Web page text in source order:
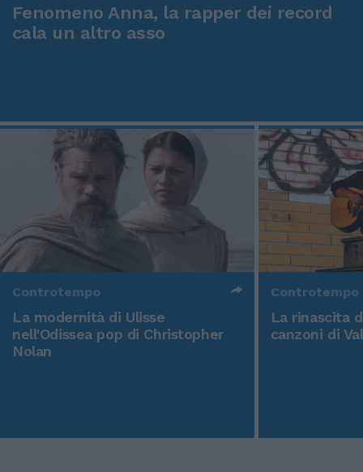
Fenomeno Anna, la rapper dei record
cala un altro asso
Controtempo
La modernità di Ulisse
nell'Odissea pop di Christopher
Nolan
Controtempo
La rinascita
canzoni di